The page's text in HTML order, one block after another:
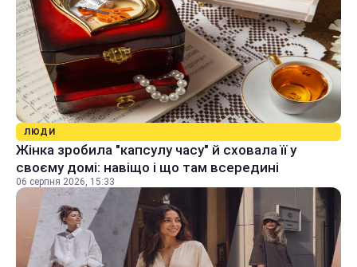
ЛЮДИ
Жінка зробила "капсулу часу" й сховала її у
своєму домі: навіщо і що там всередині
06 серпня 2026, 15:33